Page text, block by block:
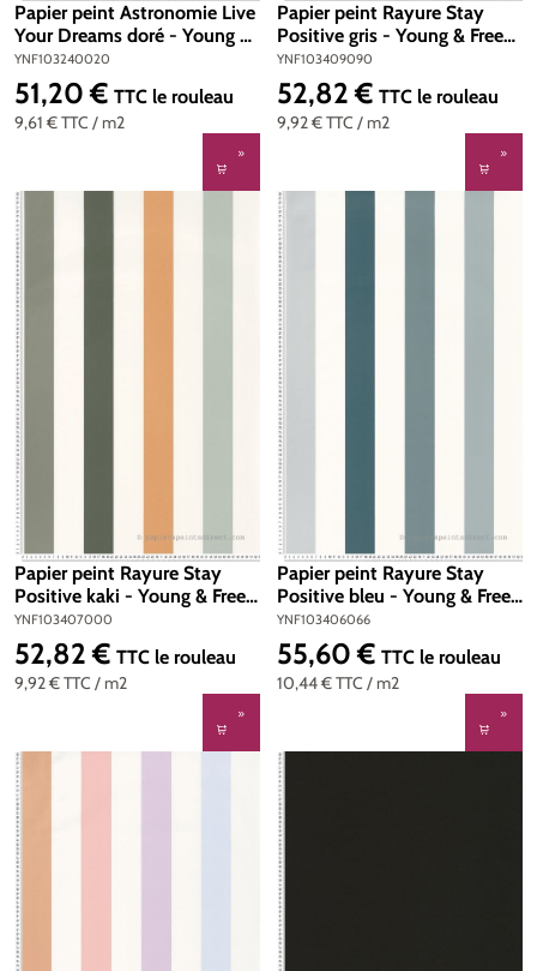
Papier peint Astronomie Live
Your Dreams doré - Young &
Free de Casélio | Réf.
YNF103240020
YNF103240020
9,61 €TTC / m2
Prix régulier :
51,20 € TTC le rouleau
Papier peint Rayure Stay
Positive gris - Young & Free
de Casélio | Réf.
YNF103409090
YNF103409090
9,92 €TTC / m2
Prix régulier :
52,82 € TTC le rouleau
Papier peint Rayure Stay
Positive kaki - Young & Free
de Casélio | Réf.
YNF103407000
YNF103407000
9,92 €TTC / m2
Prix régulier :
52,82 € TTC le rouleau
Papier peint Rayure Stay
Positive bleu - Young & Free
de Casélio | Réf.
YNF103406066
YNF103406066
10,44 €TTC / m2
Prix régulier :
55,60 € TTC le rouleau